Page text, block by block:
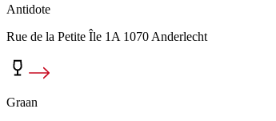
Antidote
Rue de la Petite Île 1A 1070 Anderlecht
Graan